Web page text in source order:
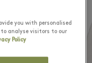
you with personalised
analyse visitors to our
Policy